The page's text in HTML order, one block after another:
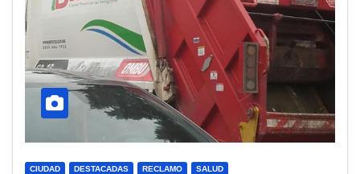
CIUDAD DESTACADAS RECLAMO SALUD